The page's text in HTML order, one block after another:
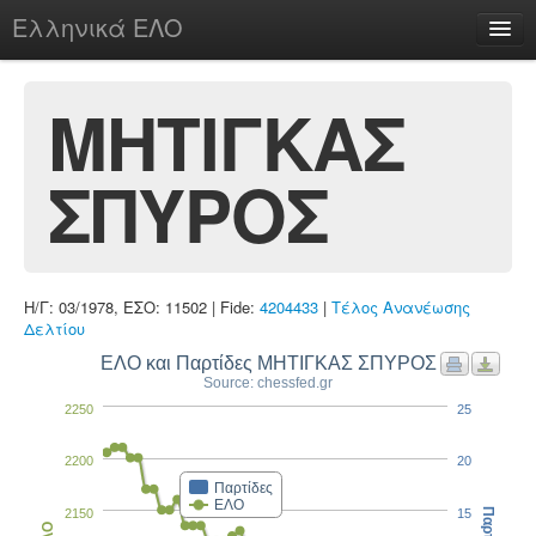
Ελληνικά ΕΛΟ
chesstu.be @ discord
Login
ΜΗΤΙΓΚΑΣ
ΣΠΥΡΟΣ
Η/Γ: 03/1978, ΕΣΟ: 11502 | Fide: 4204433 | Τέλος Ανανέωσης
Δελτίου
ΕΛΟ και Παρτίδες ΜΗΤΙΓΚΑΣ ΣΠΥΡΟΣ
Source: chessfed.gr
Παρτίδες
ΕΛΟ
2150
2200
2250
15
20
25